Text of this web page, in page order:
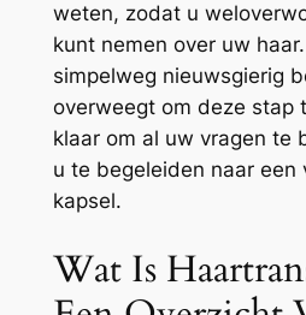
weten, zodat u
kunt nemen over uw
simpelweg nieuwsgierig
overweegt om deze stap
klaar om al uw vragen te
u te begeleiden naar een
kapsel.
Wat Is